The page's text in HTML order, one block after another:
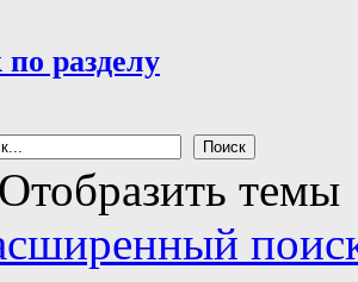
разделу
Отобразить темы